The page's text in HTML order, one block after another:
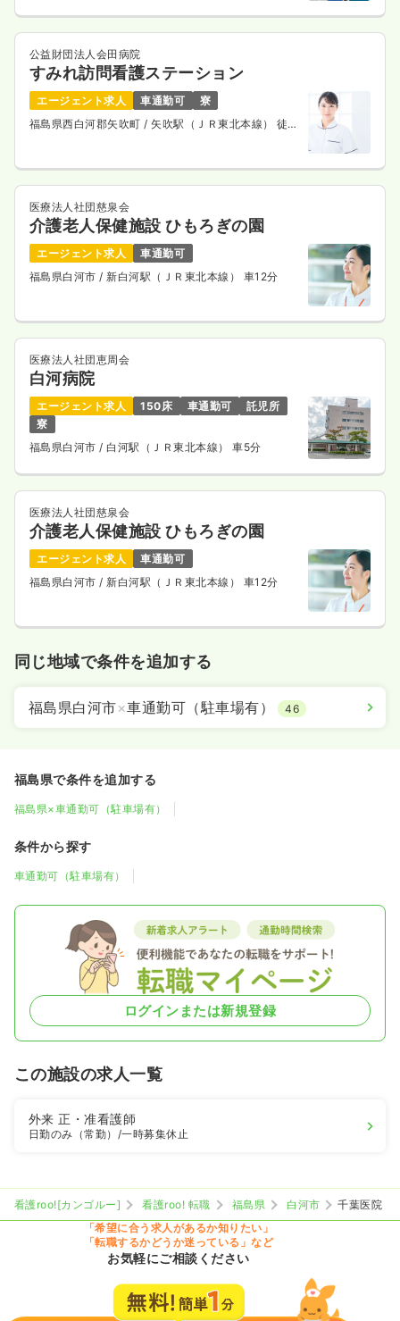
公益財団法人会田病院
すみれ訪問看護ステーション
エージェント求人 車通勤可
寮
福島県西白河郡矢吹町 / 矢吹駅（ＪＲ東北本線） 徒歩
医療法人社団慈泉会
介護老人保健施設 ひもろぎの園
エージェント求人
車通勤可
福島県白河市 / 新白河駅（ＪＲ東北本線） 車12分
医療法人社団恵周会
白河病院
エージェント求人 150床 車通勤可
託児所
寮
福島県白河市/ 白河駅（ＪＲ東北本線） 車5分
医療法人社団慈泉会
介護老人保健施設 ひもろぎの園
エージェント求人
車通勤可
福島県白河市 / 新白河駅（ＪＲ東北本線） 車12分
同じ地域で条件を追加する
福島県白河市×車通勤可（駐車場有） 46
福島県で条件を追加する
福島県×車通勤可（駐車場有）
条件から探す
車通勤可（駐車場有）
ログインまたは新規登録
この施設の求人一覧
外来正・准看護師
日勤のみ（常勤） /一時募集休止
看護roo![カンゴルー] 看護roo! 転職 福島県 白河市
千葉医院
「希望に合う求人があるか知りたい」
「転職するかどうか迷っている」など
お気軽にご相談ください